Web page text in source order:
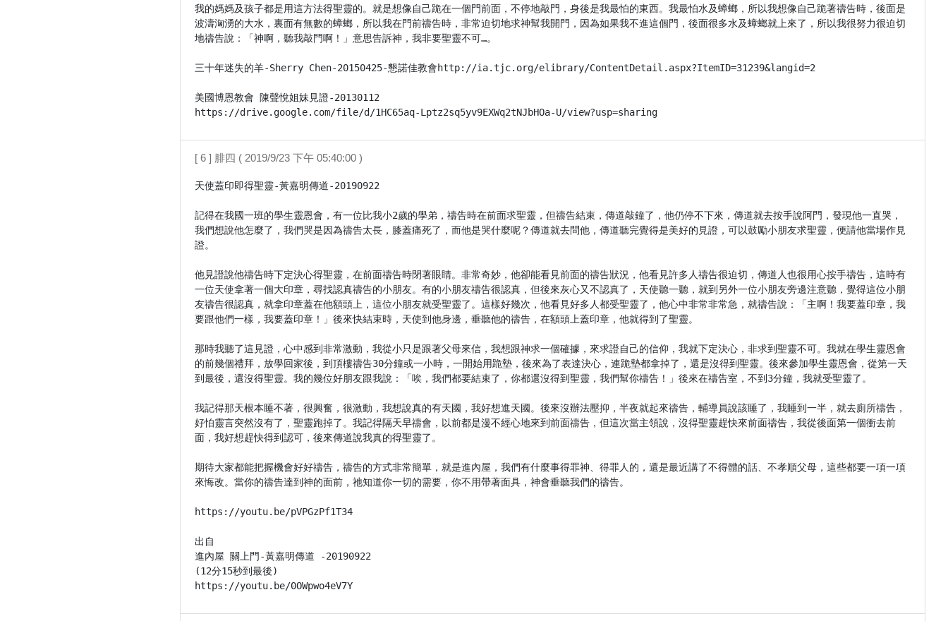
我的媽媽及孩子都是用這方法得聖靈的。就是想像自己跪在一個門前面，不停地敲門，身後是我最怕的東西。我最怕水及蟑螂，所以我想像自己跪著禱告時，後面是
波濤洶湧的大水，裏面有無數的蟑螂，所以我在門前禱告時，非常迫切地求神幫我開門，因為如果我不進這個門，後面很多水及蟑螂就上來了，所以我很努力很迫切
地禱告說：「神啊，聽我敲門啊！」意思告訴神，我非要聖靈不可…。
三十年迷失的羊-Sherry Chen-20150425-懇諾佳教會http://ia.tjc.org/elibrary/ContentDetail.aspx?ItemID=31239&langid=2
美國博恩教會 陳聲悅姐妹見證-20130112
https://drive.google.com/file/d/1HC65aq-Lptz2sq5yv9EXWq2tNJbHOa-U/view?usp=sharing
[ 6 ] 腓四 ( 2019/9/23 下午 05:40:00 )
天使蓋印即得聖靈-黃嘉明傳道-20190922
記得在我國一班的學生靈恩會，有一位比我小2歲的學弟，禱告時在前面求聖靈，但禱告結束，傳道敲鐘了，他仍停不下來，傳道就去按手說阿門，發現他一直哭，
我們想說他怎麼了，我們哭是因為禱告太長，膝蓋痛死了，而他是哭什麼呢？傳道就去問他，傳道聽完覺得是美好的見證，可以鼓勵小朋友求聖靈，便請他當場作見
證。
他見證說他禱告時下定決心得聖靈，在前面禱告時閉著眼睛。非常奇妙，他卻能看見前面的禱告狀況，他看見許多人禱告很迫切，傳道人也很用心按手禱告，這時有
一位天使拿著一個大印章，尋找認真禱告的小朋友。有的小朋友禱告很認真，但後來灰心又不認真了，天使聽一聽，就到另外一位小朋友旁邊注意聽，覺得這位小朋
友禱告很認真，就拿印章蓋在他額頭上，這位小朋友就受聖靈了。這樣好幾次，他看見好多人都受聖靈了，他心中非常非常急，就禱告說：「主啊！我要蓋印章，我
要跟他們一樣，我要蓋印章！」後來快結束時，天使到他身邊，垂聽他的禱告，在額頭上蓋印章，他就得到了聖靈。
那時我聽了這見證，心中感到非常激動，我從小只是跟著父母來信，我想跟神求一個確據，來求證自己的信仰，我就下定決心，非求到聖靈不可。我就在學生靈恩會
的前幾個禮拜，放學回家後，到頂樓禱告30分鐘或一小時，一開始用跪墊，後來為了表達決心，連跪墊都拿掉了，還是沒得到聖靈。後來參加學生靈恩會，從第一天
到最後，還沒得聖靈。我的幾位好朋友跟我說：「唉，我們都要結束了，你都還沒得到聖靈，我們幫你禱告！」後來在禱告室，不到3分鐘，我就受聖靈了。
我記得那天根本睡不著，很興奮，很激動，我想說真的有天國，我好想進天國。後來沒辦法壓抑，半夜就起來禱告，輔導員說該睡了，我睡到一半，就去廁所禱告，
好怕靈言突然沒有了，聖靈跑掉了。我記得隔天早禱會，以前都是漫不經心地來到前面禱告，但這次當主領說，沒得聖靈趕快來前面禱告，我從後面第一個衝去前
面，我好想趕快得到認可，後來傳道說我真的得聖靈了。
期待大家都能把握機會好好禱告，禱告的方式非常簡單，就是進內屋，我們有什麼事得罪神、得罪人的，還是最近講了不得體的話、不孝順父母，這些都要一項一項
來悔改。當你的禱告達到神的面前，祂知道你一切的需要，你不用帶著面具，神會垂聽我們的禱告。
https://youtu.be/pVPGzPf1T34
出自
進內屋 關上門-黃嘉明傳道 -20190922
(12分15秒到最後)
https://youtu.be/0OWpwo4eV7Y